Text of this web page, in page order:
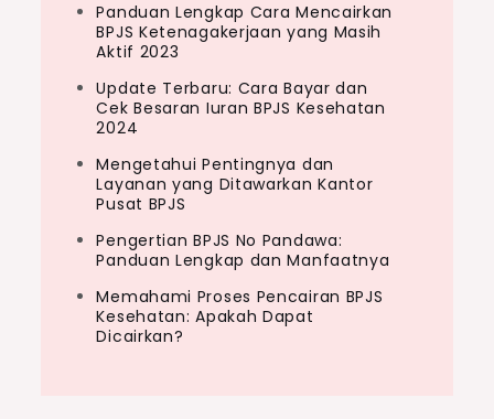
Panduan Lengkap Cara Mencairkan
BPJS Ketenagakerjaan yang Masih
Aktif 2023
Update Terbaru: Cara Bayar dan
Cek Besaran Iuran BPJS Kesehatan
2024
Mengetahui Pentingnya dan
Layanan yang Ditawarkan Kantor
Pusat BPJS
Pengertian BPJS No Pandawa:
Panduan Lengkap dan Manfaatnya
Memahami Proses Pencairan BPJS
Kesehatan: Apakah Dapat
Dicairkan?